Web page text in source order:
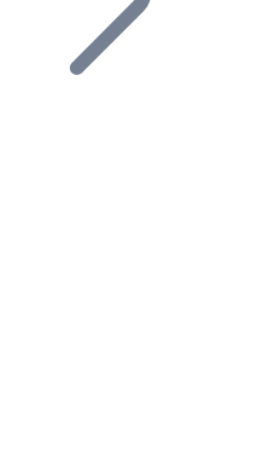
ecosistema.
rivenditori e
progetto al nostro servizio di